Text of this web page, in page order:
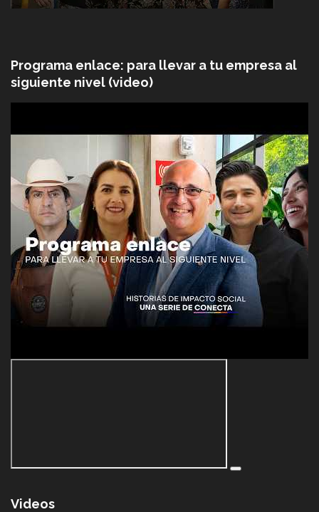
Programa enlace: para llevar a tu empresa al
siguiente nivel (video)
Videos